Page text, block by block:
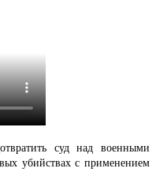
суд над военными
убийствах с применением